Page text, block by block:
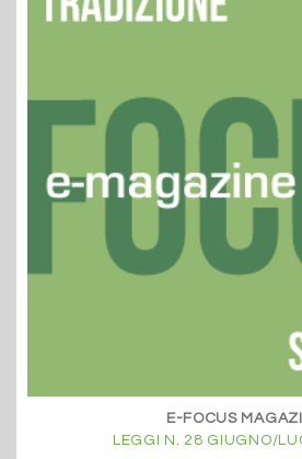
E-FOCUS
LEGGI N. 28 GIUGNO/